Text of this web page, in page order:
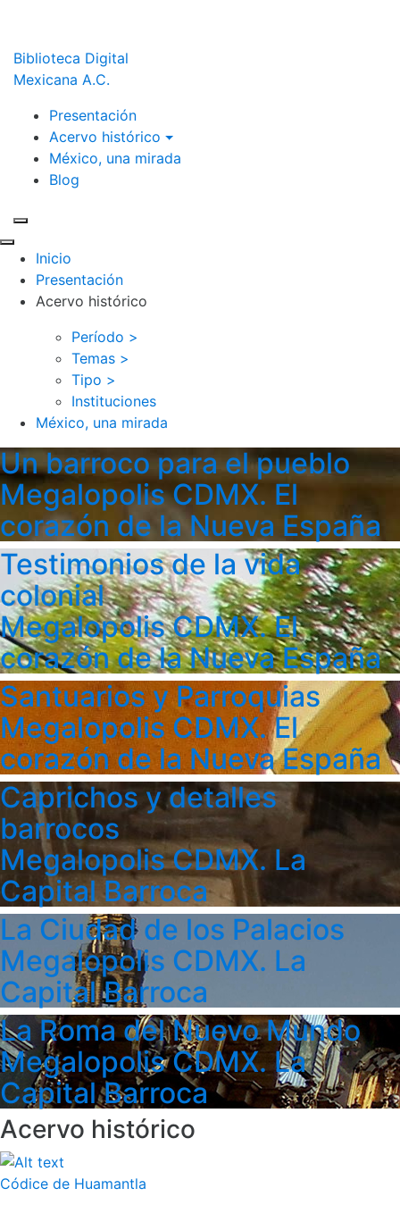
Biblioteca Digital
Mexicana A.C.
Presentación
Acervo histórico
México, una mirada
Blog
Inicio
Presentación
Acervo histórico
Período >
Temas >
Tipo >
Instituciones
México, una mirada
Un barroco para el pueblo
Megalopolis CDMX. El
corazón de la Nueva España
Testimonios de la vida
colonial
Megalopolis CDMX. El
corazón de la Nueva España
Santuarios y Parroquias
Megalopolis CDMX. El
corazón de la Nueva España
Caprichos y detalles
barrocos
Megalopolis CDMX. La
Capital Barroca
La Ciudad de los Palacios
Megalopolis CDMX. La
Capital Barroca
La Roma del Nuevo Mundo
Megalopolis CDMX. La
Capital Barroca
Acervo histórico
Códice de Huamantla